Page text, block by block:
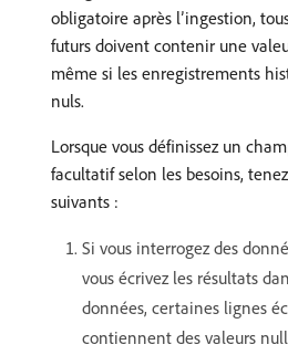
obligatoire après l’ingestion,
futurs doivent contenir une
même si les enregistrements
nuls.
Lorsque vous définissez un
facultatif selon les besoins,
suivants :
Si vous interrogez des
vous écrivez les résultats
données, certaines lignes
contiennent des valeurs